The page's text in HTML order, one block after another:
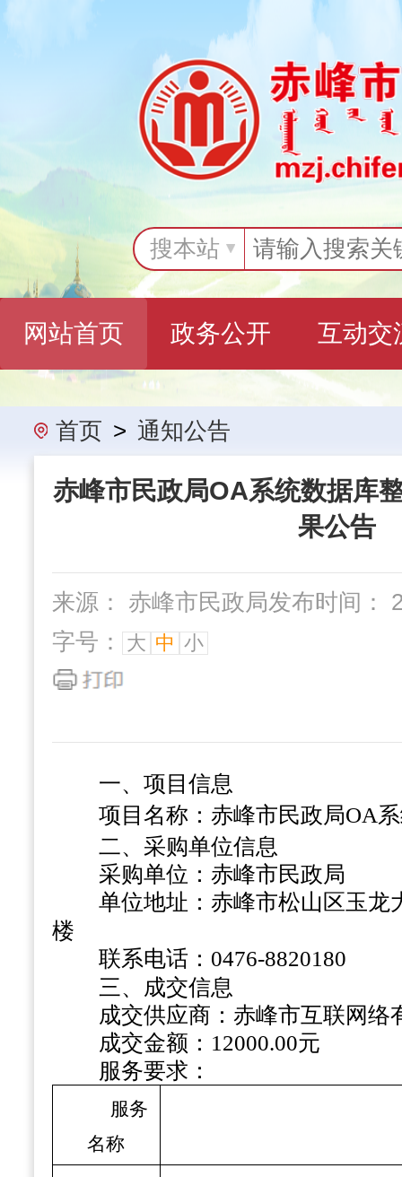
搜本站
网站首页 政务公开 互动交
办事指南 民政要闻 机构概
首页 > 通知公告
赤峰市民政局OA系统数据库
果公告
来源： 赤峰市民政局发布时间：
字号：
大 中 小
一、项目信息
项目名称： 赤峰市民政局OA
二、采购单位信息
采购单位：赤峰市民政局
单位地址：赤峰市松山区玉龙
楼
联系电话： 0476-8820180
三、成交信息
成交供应商：赤峰市互联网络
成交金额： 12000.00元
服务要求：
服务
名称